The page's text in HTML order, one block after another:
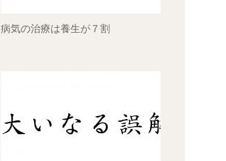
病気の治療は養生が７割